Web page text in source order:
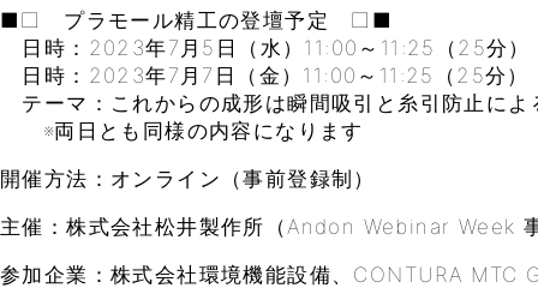
■□ プラモール精工の登壇予定 □■
日時：2023年7月5日（水）11:00～11:25（25分）
日時：2023年7月7日（金）11:00～11:25（25分）
テーマ：これからの成形は瞬間吸引と糸引防止によ
※両日とも同様の内容になります
開催方法：オンライン（事前登録制）
主催：株式会社松井製作所（Andon Webinar Week
参加企業：株式会社環境機能設備、CONTURA MTC